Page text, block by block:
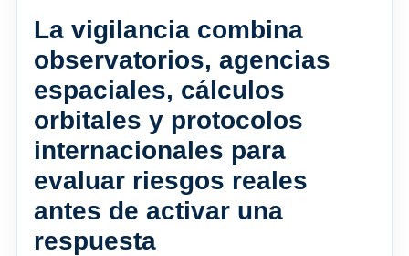
La vigilancia combina
observatorios, agencias
espaciales, cálculos
orbitales y protocolos
internacionales para
evaluar riesgos reales
antes de activar una
respuesta